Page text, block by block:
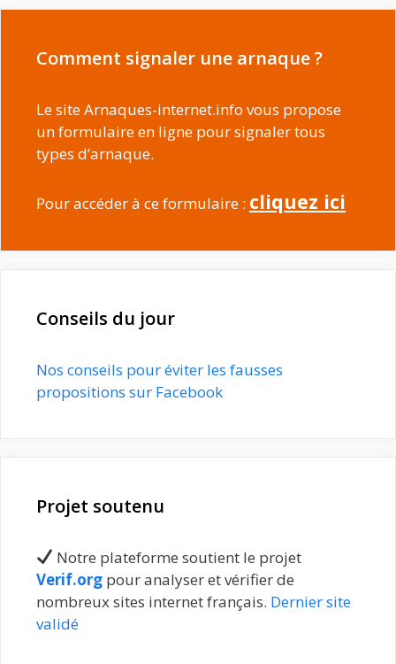
Comment signaler une arnaque ?
Le site Arnaques-internet.info vous propose
un formulaire en ligne pour signaler tous
types d’arnaque.
Pour accéder à ce formulaire : cliquez ici
Conseils du jour
Nos conseils pour éviter les fausses
propositions sur Facebook
Projet soutenu
Notre plateforme soutient le projet
Verif.org pour analyser et vérifier de
nombreux sites internet français. Dernier site
validé